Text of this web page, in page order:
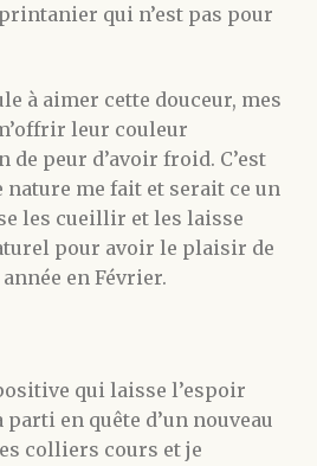
qui n’est pas pour
à aimer cette douceur, mes
leur couleur
peur d’avoir froid. C’est
nature me fait et serait ce un
les cueillir et les laisse
pour avoir le plaisir de
en Février.
qui laisse l’espoir
en quête d’un nouveau
colliers cours et je